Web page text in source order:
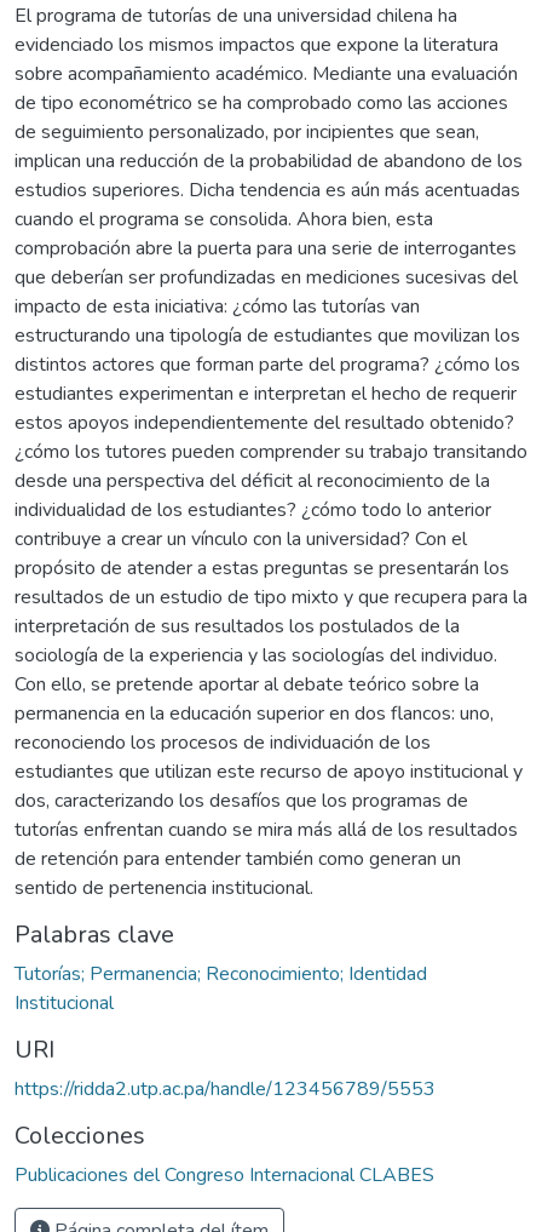
El programa de tutorías de una universidad chilena ha
evidenciado los mismos impactos que expone la literatura
sobre acompañamiento académico. Mediante una evaluación
de tipo econométrico se ha comprobado como las acciones
de seguimiento personalizado, por incipientes que sean,
implican una reducción de la probabilidad de abandono de los
estudios superiores. Dicha tendencia es aún más acentuadas
cuando el programa se consolida. Ahora bien, esta
comprobación abre la puerta para una serie de interrogantes
que deberían ser profundizadas en mediciones sucesivas del
impacto de esta iniciativa: ¿cómo las tutorías van
estructurando una tipología de estudiantes que movilizan los
distintos actores que forman parte del programa? ¿cómo los
estudiantes experimentan e interpretan el hecho de requerir
estos apoyos independientemente del resultado obtenido?
¿cómo los tutores pueden comprender su trabajo transitando
desde una perspectiva del déficit al reconocimiento de la
individualidad de los estudiantes? ¿cómo todo lo anterior
contribuye a crear un vínculo con la universidad? Con el
propósito de atender a estas preguntas se presentarán los
resultados de un estudio de tipo mixto y que recupera para la
interpretación de sus resultados los postulados de la
sociología de la experiencia y las sociologías del individuo.
Con ello, se pretende aportar al debate teórico sobre la
permanencia en la educación superior en dos flancos: uno,
reconociendo los procesos de individuación de los
estudiantes que utilizan este recurso de apoyo institucional y
dos, caracterizando los desafíos que los programas de
tutorías enfrentan cuando se mira más allá de los resultados
de retención para entender también como generan un
sentido de pertenencia institucional.
Palabras clave
Tutorías; Permanencia; Reconocimiento; Identidad
Institucional
URI
https://ridda2.utp.ac.pa/handle/123456789/5553
Colecciones
Publicaciones del Congreso Internacional CLABES